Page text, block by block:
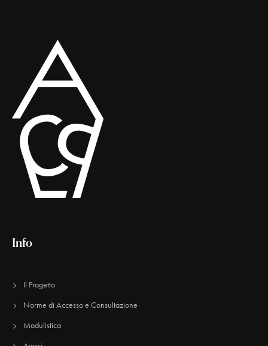
Info
Il Progetto
Norme di Accesso e Consultazione
Modulistica